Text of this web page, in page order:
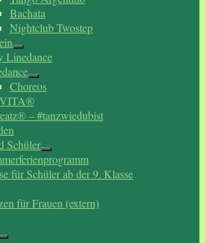
Bachata
Nightclub Twostep
Linedance
Choreos
– #tanzwiedubist
Schüler
für Schüler ab der 9. Klasse
für Frauen (extern)